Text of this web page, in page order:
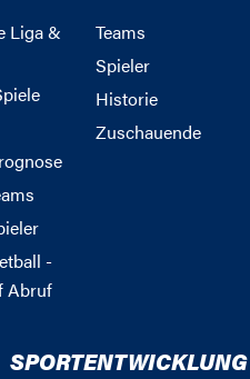
Liga &
-
Abruf
Teams
Spieler
Historie
Zuschauende
SPORTENTWICKLUNG